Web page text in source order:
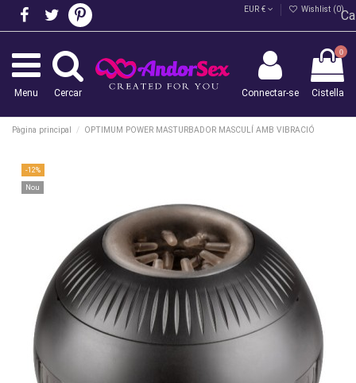
EUR € Wishlist (0)
Menu Cercar Connectar-se
0
Cistella
Pàgina principal OPTIMUM POWER MASTURBADOR MASCULÍ AMB VIBRACIÓ
-12%
Nou